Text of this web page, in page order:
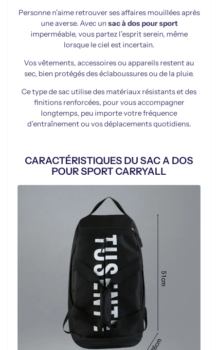
Personne n’aime retrouver ses affaires mouillées après
une averse. Avec un sac à dos pour sport
imperméable, vous partez l’esprit serein, même
lorsque le ciel est incertain.
Vos vêtements, accessoires ou appareils restent au
sec, bien protégés des éclaboussures ou de la pluie.
Ce type de sac utilise des matériaux résistants et des
finitions renforcées, pour vous accompagner
longtemps, peu importe votre fréquence
d’entraînement ou vos déplacements quotidiens.
CARACTÉRISTIQUES DU SAC A DOS
POUR SPORT CARRYALL